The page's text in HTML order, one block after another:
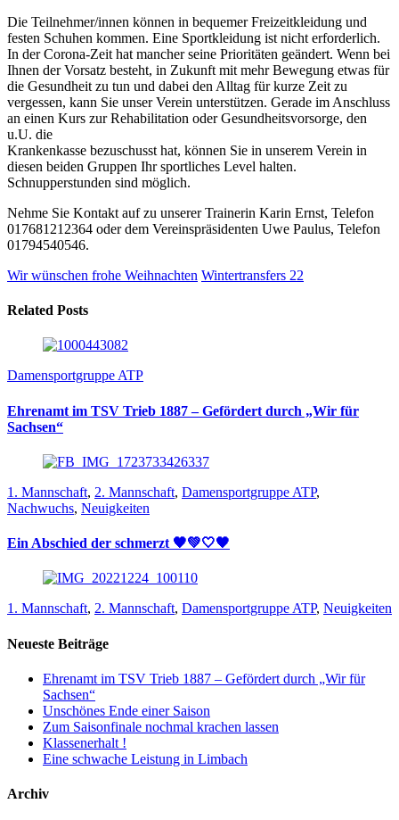
Die Teilnehmer/innen können in bequemer Freizeitkleidung und
festen Schuhen kommen. Eine Sportkleidung ist nicht erforderlich.
In der Corona-Zeit hat mancher seine Prioritäten geändert. Wenn bei
Ihnen der Vorsatz besteht, in Zukunft mit mehr Bewegung etwas für
die Gesundheit zu tun und dabei den Alltag für kurze Zeit zu
vergessen, kann Sie unser Verein unterstützen. Gerade im Anschluss
an einen Kurs zur Rehabilitation oder Gesundheitsvorsorge, den
u.U. die
Krankenkasse bezuschusst hat, können Sie in unserem Verein in
diesen beiden Gruppen Ihr sportliches Level halten.
Schnupperstunden sind möglich.
Nehme Sie Kontakt auf zu unserer Trainerin Karin Ernst, Telefon
017681212364 oder dem Vereinspräsidenten Uwe Paulus, Telefon
01794540546.
Wir wünschen frohe Weihnachten Wintertransfers 22
Related Posts
Damensportgruppe ATP
Ehrenamt im TSV Trieb 1887 – Gefördert durch „Wir für
Sachsen“
1. Mannschaft, 2. Mannschaft, Damensportgruppe ATP,
Nachwuchs, Neuigkeiten
Ein Abschied der schmerzt 🖤💚🤍🖤
1. Mannschaft, 2. Mannschaft, Damensportgruppe ATP, Neuigkeiten
Neueste Beiträge
Ehrenamt im TSV Trieb 1887 – Gefördert durch „Wir für
Sachsen“
Unschönes Ende einer Saison
Zum Saisonfinale nochmal krachen lassen
Klassenerhalt !
Eine schwache Leistung in Limbach
Archiv